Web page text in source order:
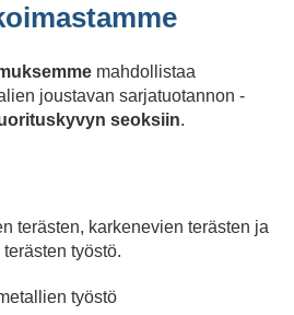
mahdollistaa
joustavan sarjatuotannon -
seoksiin.
terästen, karkenevien terästen ja
työstö.
työstö